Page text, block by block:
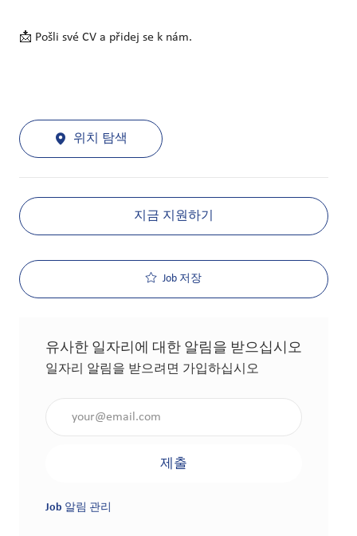
📩 Pošli své CV a přidej se k nám.
위치 탐색
지금 지원하기
Job 저장
유사한 일자리에 대한 알림을 받으십시오
일자리 알림을 받으려면 가입하십시오
제출
Job 알림 관리